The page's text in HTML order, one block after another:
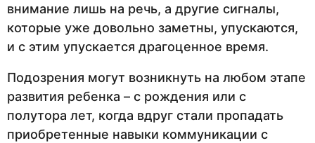
внимание лишь на речь, а другие сигналы,
которые уже довольно заметны, упускаются,
и с этим упускается драгоценное время.
Подозрения могут возникнуть на любом этапе
развития ребенка – с рождения или с
полутора лет, когда вдруг стали пропадать
приобретенные навыки коммуникации с